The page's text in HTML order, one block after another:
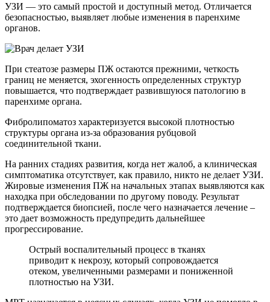
УЗИ — это самый простой и доступный метод. Отличается
безопасностью, выявляет любые изменения в паренхиме
органов.
При стеатозе размеры ПЖ остаются прежними, четкость
границ не меняется, эхогенность определенных структур
повышается, что подтверждает развившуюся патологию в
паренхиме органа.
Фибролипоматоз характеризуется высокой плотностью
структуры органа из-за образования рубцовой
соединительной ткани.
На ранних стадиях развития, когда нет жалоб, а клиническая
симптоматика отсутствует, как правило, никто не делает УЗИ.
Жировые изменения ПЖ на начальных этапах выявляются как
находка при обследовании по другому поводу. Результат
подтверждается биопсией, после чего назначается лечение –
это дает возможность предупредить дальнейшее
прогрессирование.
Острый воспалительный процесс в тканях
приводит к некрозу, который сопровождается
отеком, увеличенными размерами и пониженной
плотностью на УЗИ.